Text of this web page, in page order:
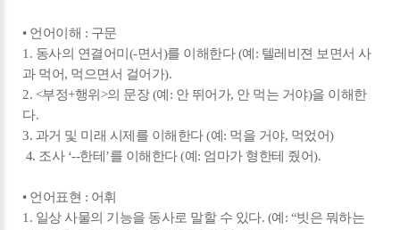
• 언어이해 : 구문
1. 동사의 연결어미(-면서)를 이해한다 (예: 텔레비젼 보면서 사
과 먹어, 먹으면서 걸어가).
2. <부정+행위>의 문장 (예: 안 뛰어가, 안 먹는 거야)을 이해한
다.
3. 과거 및 미래 시제를 이해한다 (예: 먹을 거야, 먹었어)
4. 조사 ‘--한테’를 이해한다 (예: 엄마가 형한테 줬어).
• 언어표현 : 어휘
1. 일상 사물의 기능을 동사로 말할 수 있다. (예: “빗은 뭐하는